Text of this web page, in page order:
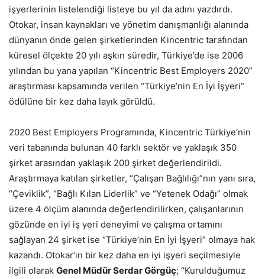
işyerlerinin listelendiği listeye bu yıl da adını yazdırdı.
Otokar, insan kaynakları ve yönetim danışmanlığı alanında
dünyanın önde gelen şirketlerinden Kincentric tarafından
küresel ölçekte 20 yılı aşkın süredir, Türkiye’de ise 2006
yılından bu yana yapılan “Kincentric Best Employers 2020”
araştırması kapsamında verilen “Türkiye’nin En İyi İşyeri”
ödülüne bir kez daha layık görüldü.
2020 Best Employers Programında, Kincentric Türkiye’nin
veri tabanında bulunan 40 farklı sektör ve yaklaşık 350
şirket arasından yaklaşık 200 şirket değerlendirildi.
Araştırmaya katılan şirketler, “Çalışan Bağlılığı”nın yanı sıra,
“Çeviklik”, “Bağlı Kılan Liderlik” ve “Yetenek Odağı” olmak
üzere 4 ölçüm alanında değerlendirilirken, çalışanlarının
gözünde en iyi iş yeri deneyimi ve çalışma ortamını
sağlayan 24 şirket ise “Türkiye’nin En İyi İşyeri” olmaya hak
kazandı. Otokar’ın bir kez daha en iyi işyeri seçilmesiyle
ilgili olarak Genel Müdür Serdar Görgüç; “Kurulduğumuz